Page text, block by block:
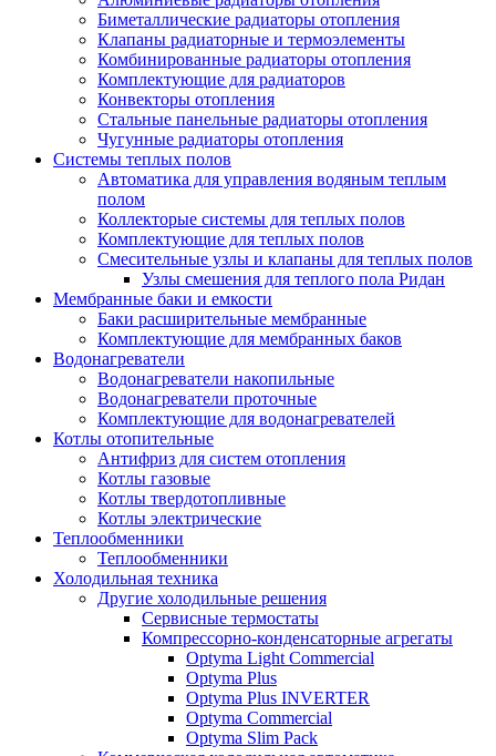
Биметаллические радиаторы отопления
Клапаны радиаторные и термоэлементы
Комбинированные радиаторы отопления
Комплектующие для радиаторов
Конвекторы отопления
Стальные панельные радиаторы отопления
Чугунные радиаторы отопления
Системы теплых полов
Автоматика для управления водяным теплым
полом
Коллекторые системы для теплых полов
Комплектующие для теплых полов
Смесительные узлы и клапаны для теплых полов
Узлы смешения для теплого пола Ридан
Мембранные баки и емкости
Баки расширительные мембранные
Комплектующие для мембранных баков
Водонагреватели
Водонагреватели накопильные
Водонагреватели проточные
Комплектующие для водонагревателей
Котлы отопительные
Антифриз для систем отопления
Котлы газовые
Котлы твердотопливные
Котлы электрические
Теплообменники
Теплообменники
Холодильная техника
Другие холодильные решения
Сервисные термостаты
Компрессорно-конденсаторные агрегаты
Optyma Light Commercial
Optyma Plus
Optyma Plus INVERTER
Optyma Commercial
Optyma Slim Pack